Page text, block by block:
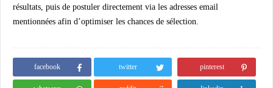
résultats, puis de postuler directement via les adresses email
mentionnées afin d’optimiser les chances de sélection.
facebook twitter pinterest